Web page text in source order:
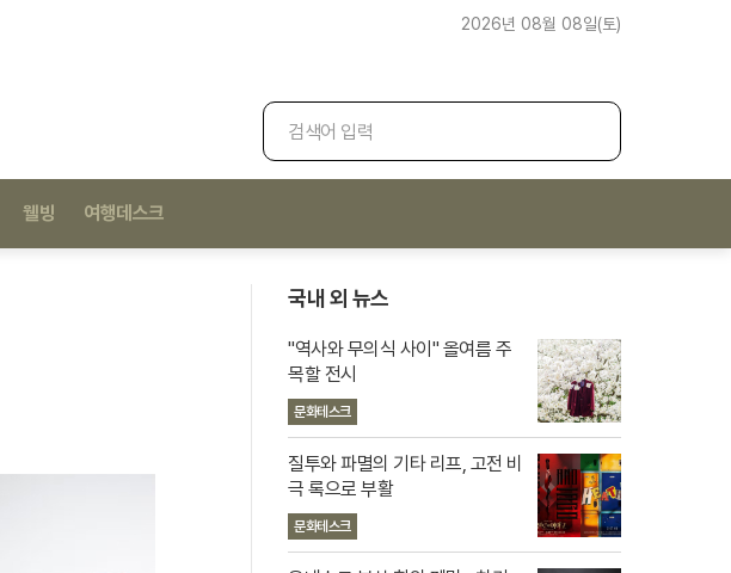
2026년 08월 08일(토)
웰빙 여행데스크
국내 외 뉴스
"역사와 무의식 사이" 올여름 주
목할 전시
문화테스크
질투와 파멸의 기타 리프, 고전 비
극 록으로 부활
문화테스크